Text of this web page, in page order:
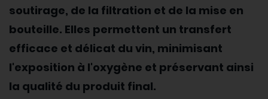
soutirage, de la filtration et de la mise en
bouteille. Elles permettent un transfert
efficace et délicat du vin, minimisant
l'exposition à l'oxygène et préservant ainsi
la qualité du produit final.